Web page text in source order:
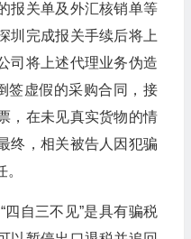
报关单及外汇核销单等
圳完成报关手续后将上
司将上述代理业务伪造
签虚假的采购合同，接
，在未见真实货物的情
终，相关被告人因犯骗
自三不见”是具有骗税